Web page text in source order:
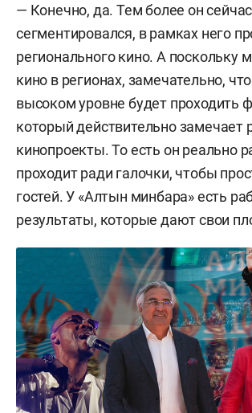
искусств по специальности «актер
руководитель творческого
В 2013-м получил образование в
Петербургском университете кино
телевидения, мастерская
Виноградова.
Снял такие фильмы, как «Из Уфы с
«Помилование», «Семья года»,
— Конечно, да. Тем более он
сегментировался, в рамках него
регионального кино. А поскольку
кино в регионах, замечательно,
высоком уровне будет проходить
который действительно замечает
кинопроекты. То есть он реально
проходит ради галочки, чтобы
гостей. У «Алтын минбара» есть
результаты, которые дают свои